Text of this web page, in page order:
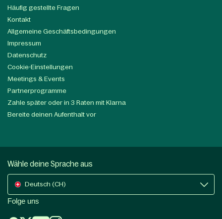
Häufig gestellte Fragen
Kontakt
Allgemeine Geschäftsbedingungen
Impressum
Datenschutz
Cookie-Einstellungen
Meetings & Events
Partnerprogramme
Zahle später oder in 3 Raten mit Klarna
Bereite deinen Aufenthalt vor
Wähle deine Sprache aus
Deutsch (CH)
Folge uns